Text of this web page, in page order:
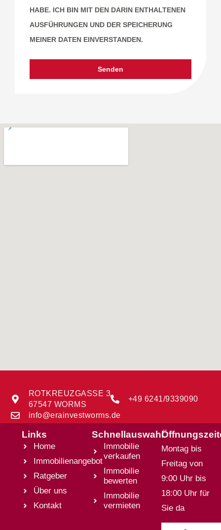
HABE. ICH BIN MIT DEN DARIN ENTHALTENEN
AUSFÜHRUNGEN UND DER SPEICHERUNG
MEINER DATEN EINVERSTANDEN.
Senden
ROTKREUZGASSE 3
67547 WORMS
+49 6241/9339090
info@erainvestworms.de
Links
Home
Immobilienangebot
Ratgeber
Über uns
Kontakt
Schnellauswahl
Immobilie
verkaufen
Immobilie
bewerten
Immobilie
vermieten
Montag bis
Freitag von
9:00 Uhr bis
18:00 Uhr für
Sie da